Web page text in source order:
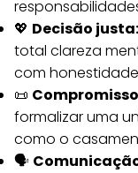
💖 Decisão justa:
total clareza
com
📜
formalizar uma
como o
🗣️